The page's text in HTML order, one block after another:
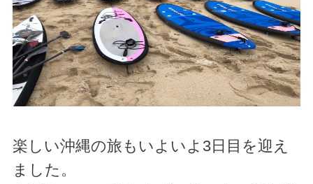
楽しい沖縄の旅もいよいよ3日目を迎え
ました。